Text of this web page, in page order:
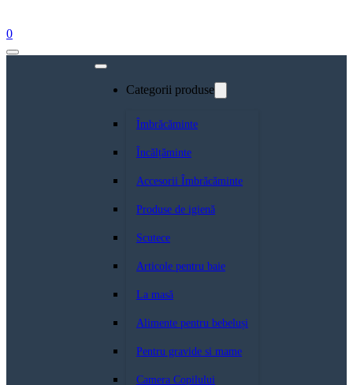
0
Categorii produse
Îmbrăcăminte
Încălțăminte
Accesorii Îmbrăcăminte
Produse de igienă
Scutece
Articole pentru baie
La masă
Alimente pentru bebeluși
Pentru gravide si mame
Camera Copilului